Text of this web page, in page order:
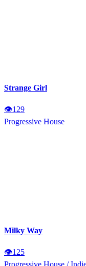
Strange Girl
👁129
Progressive House
Milky Way
👁125